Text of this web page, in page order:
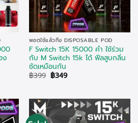
ง
พอตใช้แล้วทิ้ง DISPOSABLE POD
F Switch 15K 15000 คำ ใช้ร่วม
กับ M Switch 15k ได้ ฟีลสูบกลิ่น
ชัดเหมือนกัน
฿399 Original
price
฿349Current